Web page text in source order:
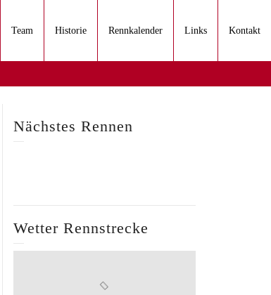
Team Historie Rennkalender Links Kontakt
Nächstes Rennen
Wetter Rennstrecke